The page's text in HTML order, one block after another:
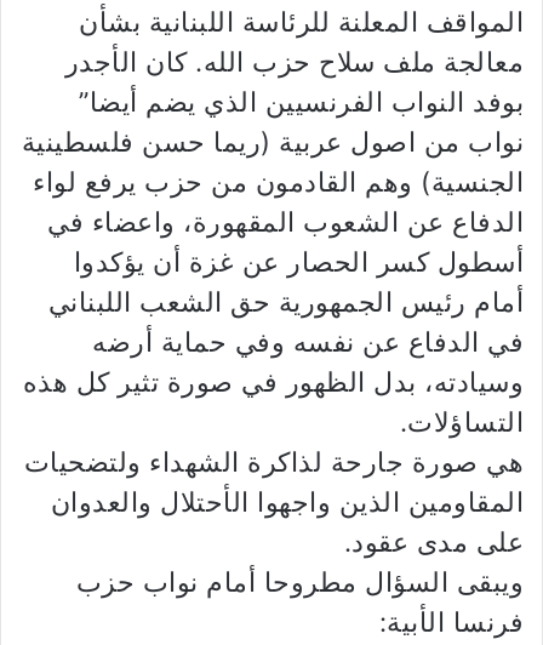
المواقف المعلنة للرئاسة اللبنانية بشأن
معالجة ملف سلاح حزب الله. كان الأجدر
بوفد النواب الفرنسيين الذي يضم أيضا”
نواب من اصول عربية (ريما حسن فلسطينية
الجنسية) وهم القادمون من حزب يرفع لواء
الدفاع عن الشعوب المقهورة، واعضاء في
أسطول كسر الحصار عن غزة أن يؤكدوا
أمام رئيس الجمهورية حق الشعب اللبناني
في الدفاع عن نفسه وفي حماية أرضه
وسيادته، بدل الظهور في صورة تثير كل هذه
التساؤلات.
هي صورة جارحة لذاكرة الشهداء ولتضحيات
المقاومين الذين واجهوا الأحتلال والعدوان
على مدى عقود.
ويبقى السؤال مطروحا أمام نواب حزب
فرنسا الأبية: